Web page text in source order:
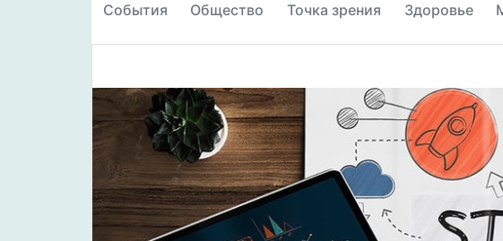
События Общество Точка зрения Здоровье